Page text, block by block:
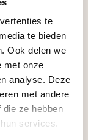
te
te bieden
Ook delen we
met onze
analyse. Deze
met andere
ze hebben
services.